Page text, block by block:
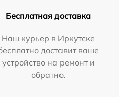
Бесплатная доставка
Наш курьер в Иркутске
доставит ваше
устройство на ремонт и
обратно.